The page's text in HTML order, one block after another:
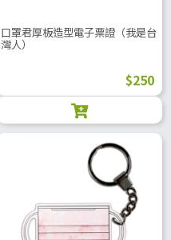
口罩君厚板造型電子票證（我是台
灣人）
$250